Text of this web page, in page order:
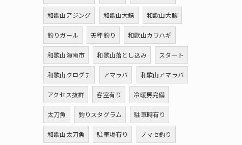
和歌山アジング 和歌山大鯖 和歌山大鯵
釣りガール 天秤釣り 和歌山カワハギ
和歌山海南市 和歌山落とし込み スタート
和歌山クログチ アマラバ 和歌山アマラバ
アクセス抜群 客室有り 冷暖房完備
太刀魚 釣りスタグラム 駐車時有り
和歌山太刀魚 駐車場有り ノマセ釣り